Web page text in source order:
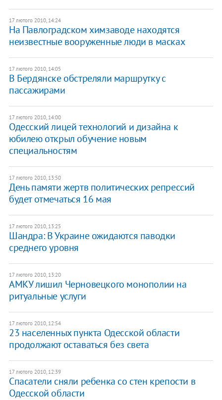
17 лютого 2010, 14:24
На Павлоградском химзаводе находятся
неизвестные вооруженные люди в масках
17 лютого 2010, 14:05
В Бердянске обстреляли маршрутку с
пассажирами
17 лютого 2010, 14:00
Одесский лицей технологий и дизайна к
юбилею открыл обучение новым
специальностям
17 лютого 2010, 13:50
День памяти жертв политических репрессий
будет отмечаться 16 мая
17 лютого 2010, 13:25
Шандра: В Украине ожидаются паводки
среднего уровня
17 лютого 2010, 13:20
АМКУ лишил Черновецкого монополии на
ритуальные услуги
17 лютого 2010, 12:54
23 населенных пункта Одесской области
продолжают оставаться без света
17 лютого 2010, 12:39
Спасатели сняли ребенка со стен крепости в
Одесской области